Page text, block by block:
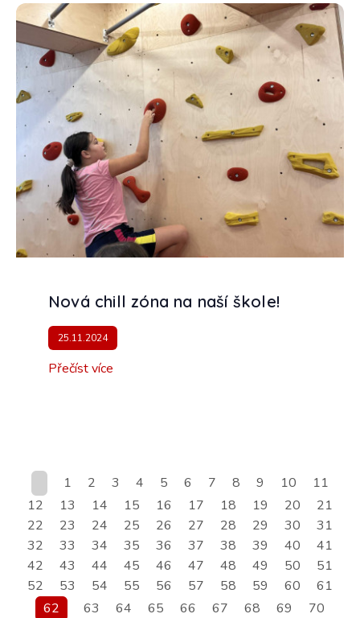
Nová chill zóna na naší škole!
25.11.2024
Přečíst více
1 2 3 4 5 6 7 8 9 10
11
12
13 14 15 16 17 18 19 20
21
22
23 24 25 26 27 28 29 30
31
32
33 34 35 36 37 38 39 40
41
42
43 44 45 46 47 48 49 50
51
52
53 54 55 56 57 58 59 60
61
62
63 64 65 66 67 68 69
70